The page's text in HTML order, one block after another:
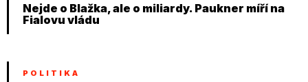
Nejde o Blažka, ale o miliardy. Paukner míří na
Fialovu vládu
POLITIKA